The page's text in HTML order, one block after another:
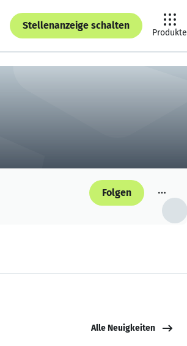
Stellenanzeige schalten
Produkte
Folgen
Alle Neuigkeiten